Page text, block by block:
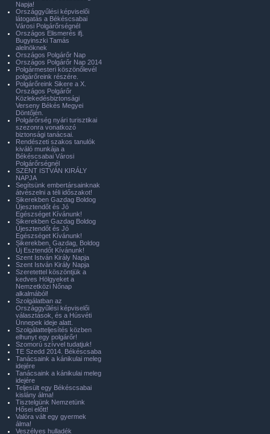
Napja!
Országgyűlési képviselői
látogatás a Békéscsabai
Városi Polgárőrségnél
Országos Elismerés ifj.
Bugyinszki Tamás
alelnöknek
Országos Polgárőr Nap
Országos Polgárőr Nap 2014
Polgármesteri köszönőlevél
polgárőreink részére.
Polgárőreink Sikere a X.
Országos Polgárőr
Közlekedésbiztonsági
Verseny Békés Megyei
Döntőjén.
Polgárőrség nyári turisztikai
szezonra vonatkozó
biztonsági tanácsai.
Rendészeti szakos tanulók
kiváló munkája a
Békéscsabai Városi
Polgárőrségnél
SZENT ISTVÁN KIRÁLY
NAPJA
Segítsünk embertársainknak
átvészelni a téli időszakot!
Sikerekben Gazdag Boldog
Újesztendőt és Jó
Egészséget Kívánunk!
Sikerekben Gazdag Boldog
Újesztendőt és Jó
Egészséget Kívánunk!
Sikerekben, Gazdag, Boldog
Új Esztendőt Kívánunk!
Szent István Király Napja
Szent István Király Napja
Szeretettel köszöntjük a
kedves Hölgyeket a
Nemzetközi Nőnap
alkalmából!
Szolgálatban az
Országgyűlési képviselői
választások, és a Húsvéti
Ünnepek ideje alatt.
Szolgálatteljesítés közben
elhunyt egy polgárőr!
Szomorú szívvel tudatjuk!
TE Szedd 2014. Békéscsaba
Tanácsaink a kánikulai meleg
idejére
Tanácsaink a kánikulai meleg
idejére
Teljesült egy Békéscsabai
kislány álma!
Tisztelgünk Nemzetünk
Hősei előtt!
Valóra vált egy gyermek
álma!
Veszélyes hulladék